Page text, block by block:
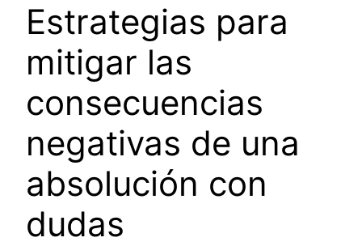
Estrategias para
mitigar las
consecuencias
negativas de una
absolución con
dudas